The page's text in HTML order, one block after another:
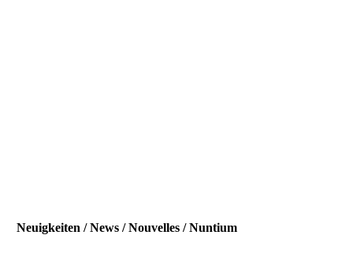
Neuigkeiten / News / Nouvelles / Nuntium